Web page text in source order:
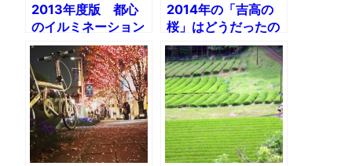
2013年度版 都心
のイルミネーション
をめぐるナイトライ
ド
2014年の「吉高の
桜」はどうだったの
か？幕張をスタート
して花見川を遡り印
旛沼まで桜を見に行
く。